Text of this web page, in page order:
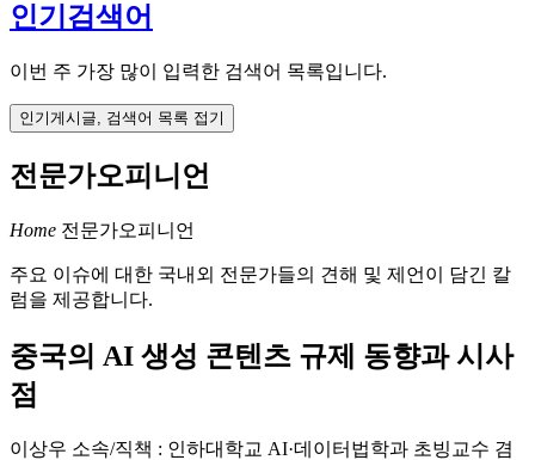
인기검색어
이번 주 가장 많이 입력한 검색어 목록입니다.
인기게시글, 검색어 목록 접기
전문가오피니언
Home 전문가오피니언
주요 이슈에 대한 국내외 전문가들의 견해 및 제언이 담긴 칼
럼을 제공합니다.
중국의 AI 생성 콘텐츠 규제 동향과 시사
점
이상우 소속/직책 : 인하대학교 AI·데이터법학과 초빙교수 겸